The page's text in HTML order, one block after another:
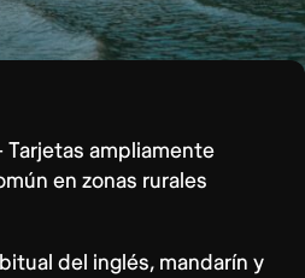
Tarjetas ampliamente
en zonas rurales
del inglés, mandarín y